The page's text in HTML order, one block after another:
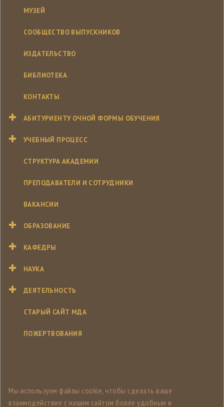
МУЗЕЙ
СООБЩЕСТВО ВЫПУСКНИКОВ
ИЗДАТЕЛЬСТВО
БИБЛИОТЕКА
КОНТАКТЫ
АБИТУРИЕНТУ ОЧНОЙ ФОРМЫ ОБУЧЕНИЯ
УЧЕБНЫЙ ПРОЦЕСС
СТРУКТУРА АКАДЕМИИ
ПРЕПОДАВАТЕЛИ И СОТРУДНИКИ
ВАКАНСИИ
ОБРАЗОВАНИЕ
КАФЕДРЫ
НАУКА
ДЕЯТЕЛЬНОСТЬ
СТАРЫЙ САЙТ МДА
ПОЖЕРТВОВАНИЯ
Мы используем файлы cookie, чтобы сделать ваше
взаимодействие с нашим сайтом более удобным и